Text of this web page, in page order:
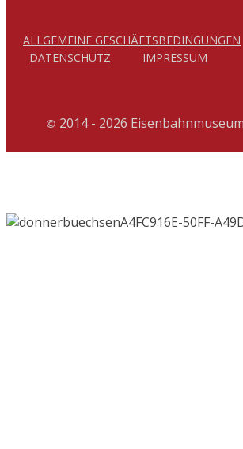
ALLGEMEINE GESCHÄFTSBEDINGUNGEN
DATENSCHUTZ
IMPRESSUM
© 2014 - 2026